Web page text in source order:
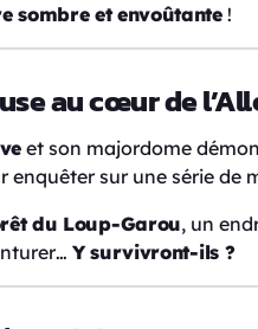
sombre et envoûtante!
au cœur de
et son majordome
enquêter sur une série de
du Loup-Garou, un
Y survivront-ils ?